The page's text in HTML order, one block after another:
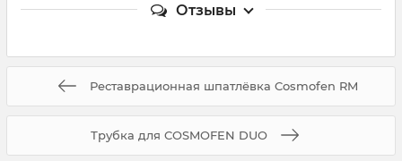
Отзывы
Реставрационная шпатлёвка Cosmofen RM
Трубка для COSMOFEN DUO